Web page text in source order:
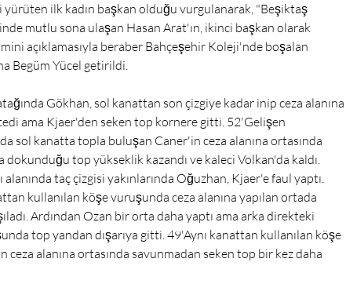
ilk kadın başkan olduğu vurgulanarak, "Beşiktaş
mutlu sona ulaşan Hasan Arat'ın, ikinci başkan olarak
açıklamasıyla beraber Bahçeşehir Koleji'nde boşalan
Begüm Yücel getirildi.
Gökhan, sol kanattan son çizgiye kadar inip ceza alanına
ama Kjaer'den seken top kornere gitti. 52'Gelişen
sol kanatta topla buluşan Caner'in ceza alanına ortasında
top yükseklik kazandı ve kaleci Volkan'da kaldı.
alanında taç çizgisi yakınlarında Oğuzhan, Kjaer'e faul yaptı.
kullanılan köşe vuruşunda ceza alanına yapılan ortada
Ardından Ozan bir orta daha yaptı ama arka direkteki
top yandan dışarıya gitti. 49'Aynı kanattan kullanılan köşe
alanına ortasında savunmadan seken top bir kez daha